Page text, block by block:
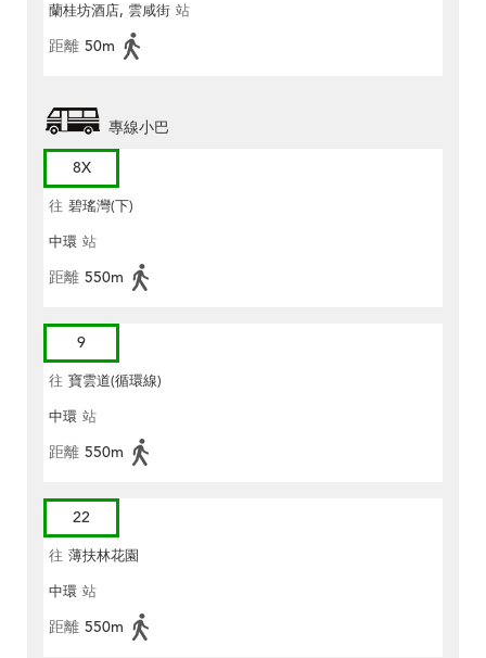
蘭桂坊酒店, 雲咸街 站
距離 50m
專線小巴
8X
往 碧瑤灣(下)
中環 站
距離 550m
9
往 寶雲道(循環線)
中環 站
距離 550m
22
往 薄扶林花園
中環 站
距離 550m